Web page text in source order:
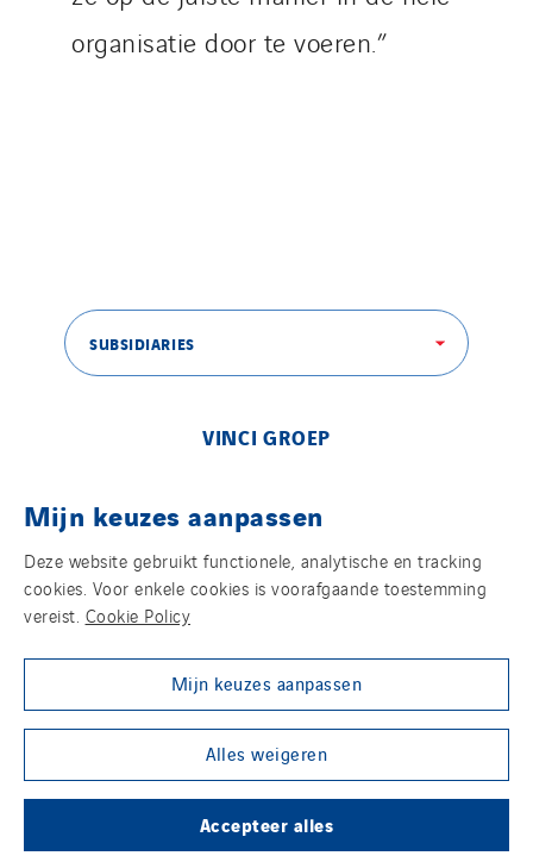
organisatie door te voeren.”
SUBSIDIARIES
VINCI GROEP
ONZE MEDIA
SOCIAL MEDIA
Mijn keuzes aanpassen
Deze website gebruikt functionele, analytische en tracking
cookies. Voor enkele cookies is voorafgaande toestemming
vereist. Cookie Policy
Mijn keuzes aanpassen
Alles weigeren
Accepteer alles